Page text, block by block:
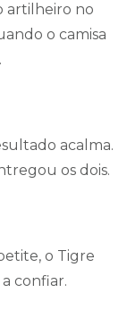
artilheiro no
o camisa
acalma.
os dois.
o Tigre
confiar.